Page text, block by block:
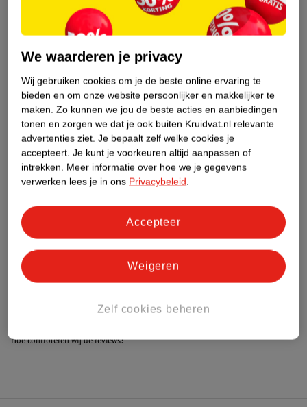
Over dit product
Productinformatie
Etiketinformatie
Nature Impact Score
Dit product heeft (nog) geen Nature
Impact Score.
Meer informatie
Bestel & Bezorginformatie
Bekijk ook
Alle Heetwaterdispenser
Hoe controleren wij de reviews?
We waarderen je privacy
Wij gebruiken cookies om je de beste online ervaring te
bieden en om onze website persoonlijker en makkelijker te
maken. Zo kunnen we jou de beste acties en aanbiedingen
tonen en zorgen we dat je ook buiten Kruidvat.nl relevante
advertenties ziet. Je bepaalt zelf welke cookies je
accepteert. Je kunt je voorkeuren altijd aanpassen of
intrekken. Meer informatie over hoe we je gegevens
verwerken lees je in ons Privacybeleid.
Zelf cookies beheren
Weigeren
Accepteer